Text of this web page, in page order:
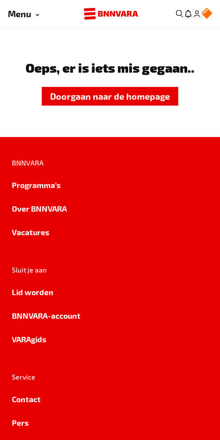
Menu
Oeps, er is iets mis gegaan..
Doorgaan naar de homepage
BNNVARA
Programma's
Over BNNVARA
Vacatures
Sluit je aan
Lid worden
BNNVARA-account
VARAgids
Service
Contact
Pers